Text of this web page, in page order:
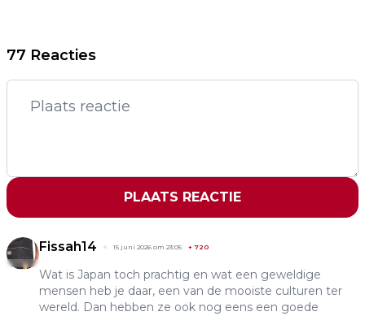
77 Reacties
PLAATS REACTIE
Fissah14 15 juni 2026 om 23:05 + 720
Wat is Japan toch prachtig en wat een geweldige
mensen heb je daar, een van de mooiste culturen ter
wereld. Dan hebben ze ook nog eens een goede